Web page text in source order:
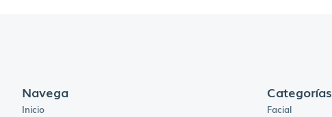
Navega
Inicio
Categorías
Facial